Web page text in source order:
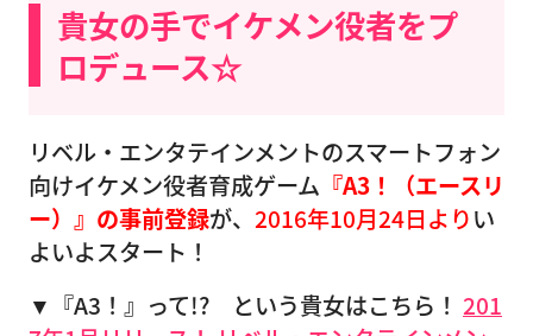
貴女の手でイケメン役者をプ
ロデュース☆
リベル・エンタテインメントのスマートフォン
向けイケメン役者育成ゲーム 『A3！（エースリ
ー）』の事前登録が、 2016年10月24日よりい
よいよスタート！
▼『A3！』って!? という貴女はこちら！ 201